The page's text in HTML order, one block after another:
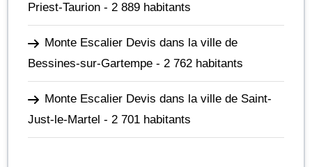
Priest-Taurion - 2 889 habitants
Monte Escalier Devis dans la ville de
Bessines-sur-Gartempe - 2 762 habitants
Monte Escalier Devis dans la ville de Saint-
Just-le-Martel - 2 701 habitants